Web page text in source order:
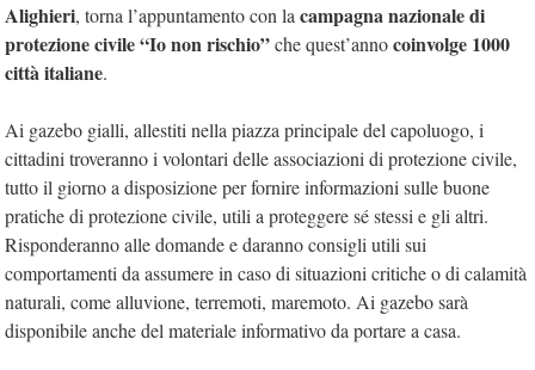
Alighieri, torna l’appuntamento con la campagna nazionale di
protezione civile“Io non rischio”che quest’annocoinvolge 1000
città italiane.
Ai gazebo gialli, allestiti nella piazza principale del capoluogo, i
cittadini troveranno i volontari delle associazioni di protezione civile,
tutto il giorno a disposizione per fornire informazioni sulle buone
pratiche di protezione civile, utili a proteggere sé stessi e gli altri.
Risponderanno alle domande e daranno consigli utili sui
comportamenti da assumere in caso di situazioni critiche o di calamità
naturali, come alluvione, terremoti, maremoto. Ai gazebo sarà
disponibile anche del materiale informativo da portare a casa.